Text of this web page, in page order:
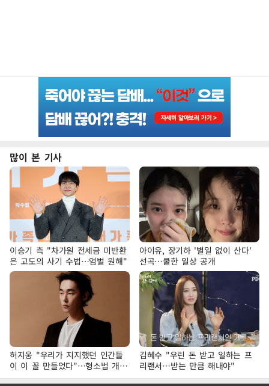
많이 본 기사
이승기 측 "차가원 전세금 미반환
은 고도의 사기 수법…엄벌 원해"
아이유, 장기하 '별일 없이 산다'
선곡…쿨한 일상 공개
허지웅 "우리가 지지했던 인간들
이 이 꼴 만들었다"…형소법 개정
에 격한 반응
김혜수 "우린 돈 받고 일하는 프
리랜서…받는 만큼 해내야"